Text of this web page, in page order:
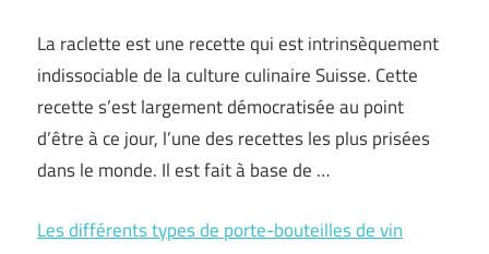
La raclette est une recette qui est intrinsèquement
indissociable de la culture culinaire Suisse. Cette
recette s’est largement démocratisée au point
d’être à ce jour, l’une des recettes les plus prisées
dans le monde. Il est fait à base de …
Les différents types de porte-bouteilles de vin